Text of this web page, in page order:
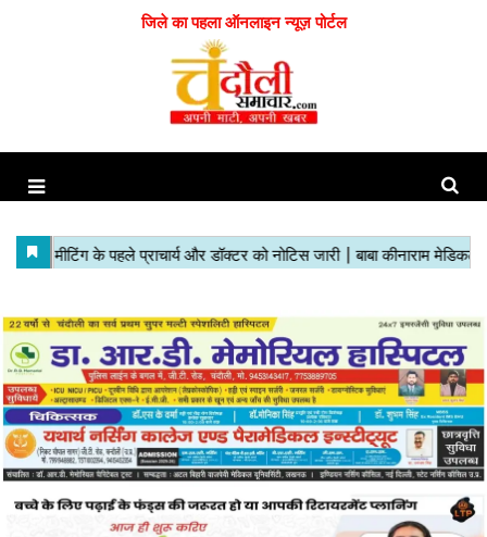
जिले का पहला ऑनलाइन न्यूज़ पोर्टल